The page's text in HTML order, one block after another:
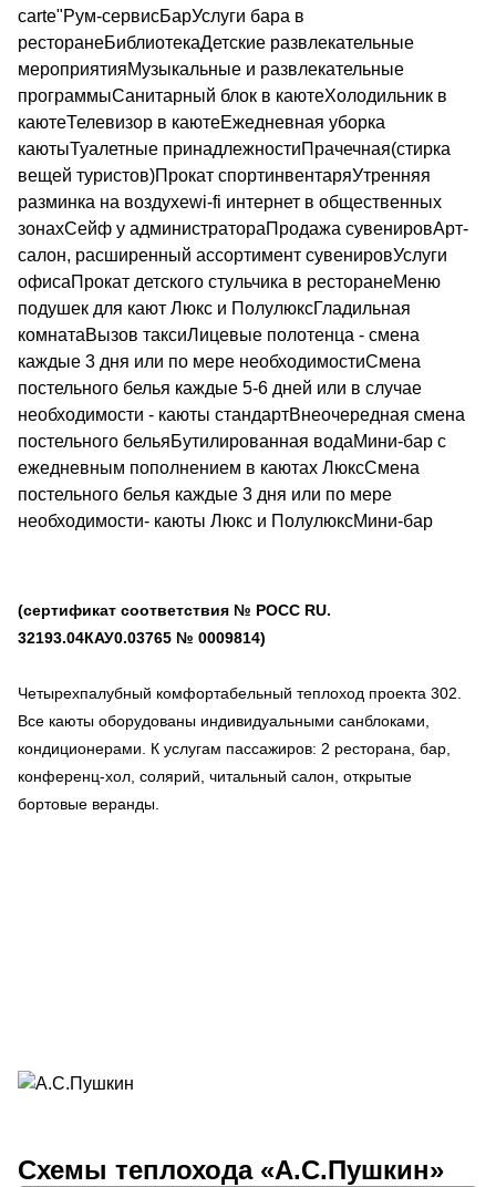
(сертификат соответствия № РОСС RU.
32193.04КАУ0.03765 № 0009814)
Четырехпалубный комфортабельный теплоход проекта 302.
Все каюты оборудованы индивидуальными санблоками,
кондиционерами. К услугам пассажиров: 2 ресторана, бар,
конференц-хол, солярий, читальный салон, открытые
бортовые веранды.
carte"Рум-сервисБарУслуги бара в
ресторанеБиблиотекаДетские развлекательные
мероприятияМузыкальные и развлекательные
программыСанитарный блок в каютеХолодильник в
каютеТелевизор в каютеЕжедневная уборка
каютыТуалетные принадлежностиПрачечная(стирка
вещей туристов)Прокат спортинвентаряУтренняя
разминка на воздухеwi-fi интернет в общественных
зонахСейф у администратораПродажа сувенировАрт-
салон, расширенный ассортимент сувенировУслуги
офисаПрокат детского стульчика в ресторанеМеню
подушек для кают Люкс и ПолулюксГладильная
комнатаВызов таксиЛицевые полотенца - смена
каждые 3 дня или по мере необходимостиСмена
постельного белья каждые 5-6 дней или в случае
необходимости - каюты стандартВнеочередная смена
постельного бельяБутилированная водаМини-бар с
ежедневным пополнением в каютах ЛюксСмена
постельного белья каждые 3 дня или по мере
необходимости- каюты Люкс и ПолулюксМини-бар
Схемы теплохода «А.С.Пушкин»